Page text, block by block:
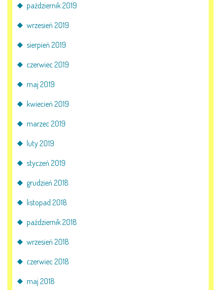
październik 2019
wrzesień 2019
sierpień 2019
czerwiec 2019
maj 2019
kwiecień 2019
marzec 2019
luty 2019
styczeń 2019
grudzień 2018
listopad 2018
październik 2018
wrzesień 2018
czerwiec 2018
maj 2018